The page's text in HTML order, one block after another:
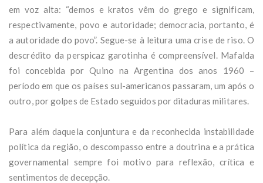
em voz alta: “demos e kratos vêm do grego e significam,
respectivamente, povo e autoridade; democracia, portanto, é
a autoridade do povo”. Segue-se à leitura uma crise de riso. O
descrédito da perspicaz garotinha é compreensível. Mafalda
foi concebida por Quino na Argentina dos anos 1960 –
período em que os países sul-americanos passaram, um após o
outro, por golpes de Estado seguidos por ditaduras militares.
Para além daquela conjuntura e da reconhecida instabilidade
política da região, o descompasso entre a doutrina e a prática
governamental sempre foi motivo para reflexão, crítica e
sentimentos de decepção.